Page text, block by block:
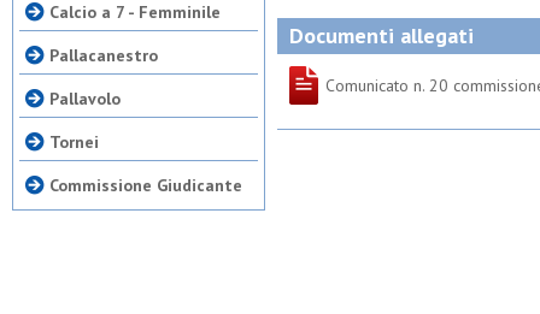
Calcio a 7 - Femminile
Pallacanestro
Pallavolo
Tornei
Commissione Giudicante
Documenti allegati
Comunicato n. 20